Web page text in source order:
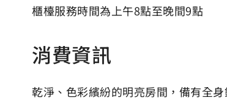
櫃檯服務時間為上午8點至晚間9點
消費資訊
乾淨、色彩繽紛的明亮房間，備有全